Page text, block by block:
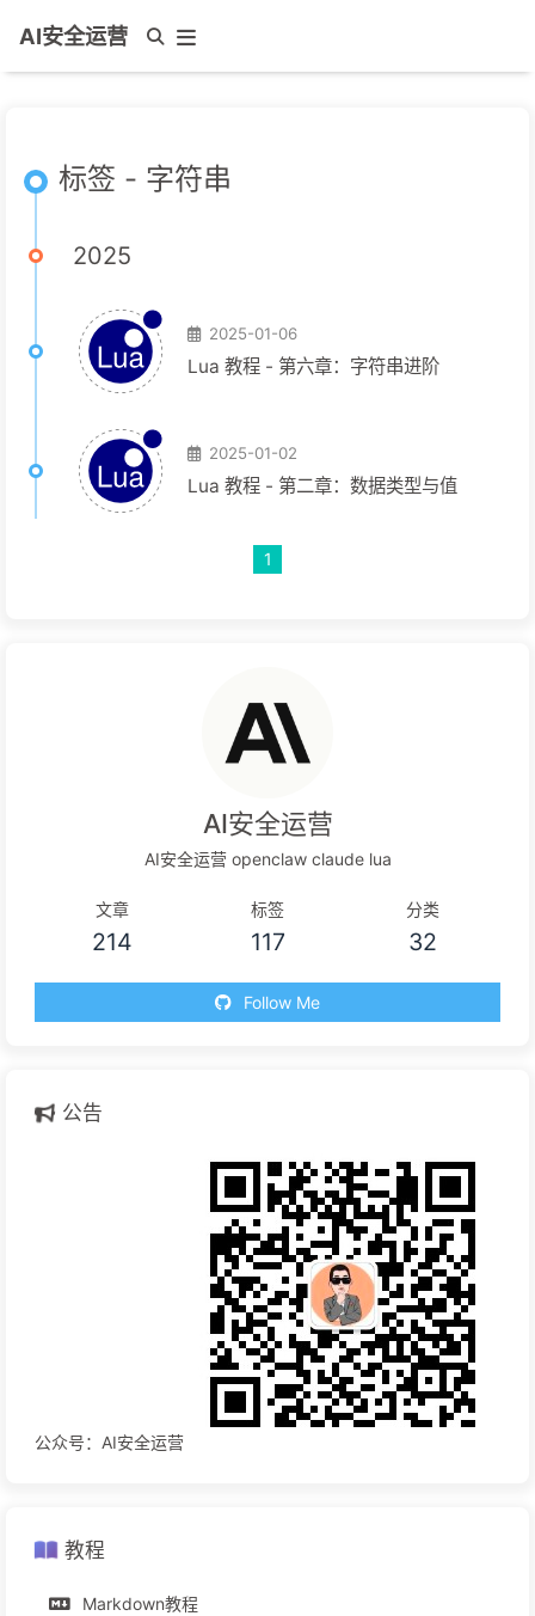
AI安全运营
标签 - 字符串
2025
2025-01-06
Lua 教程 - 第六章：字符串进阶
2025-01-02
Lua 教程 - 第二章：数据类型与值
1
AI安全运营
AI安全运营 openclaw claude lua
文章
214
标签
117
分类
32
Follow Me
公告
公众号：AI安全运营
教程
Markdown教程